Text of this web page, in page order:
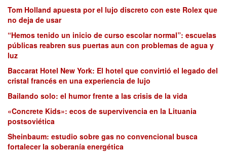
Tom Holland apuesta por el lujo discreto con este Rolex que
no deja de usar
“Hemos tenido un inicio de curso escolar normal”: escuelas
públicas reabren sus puertas aun con problemas de agua y
luz
Baccarat Hotel New York: El hotel que convirtió el legado del
cristal francés en una experiencia de lujo
Bailando solo: el humor frente a las crisis de la vida
«Concrete Kids»: ecos de supervivencia en la Lituania
postsoviética
Sheinbaum: estudio sobre gas no convencional busca
fortalecer la soberanía energética